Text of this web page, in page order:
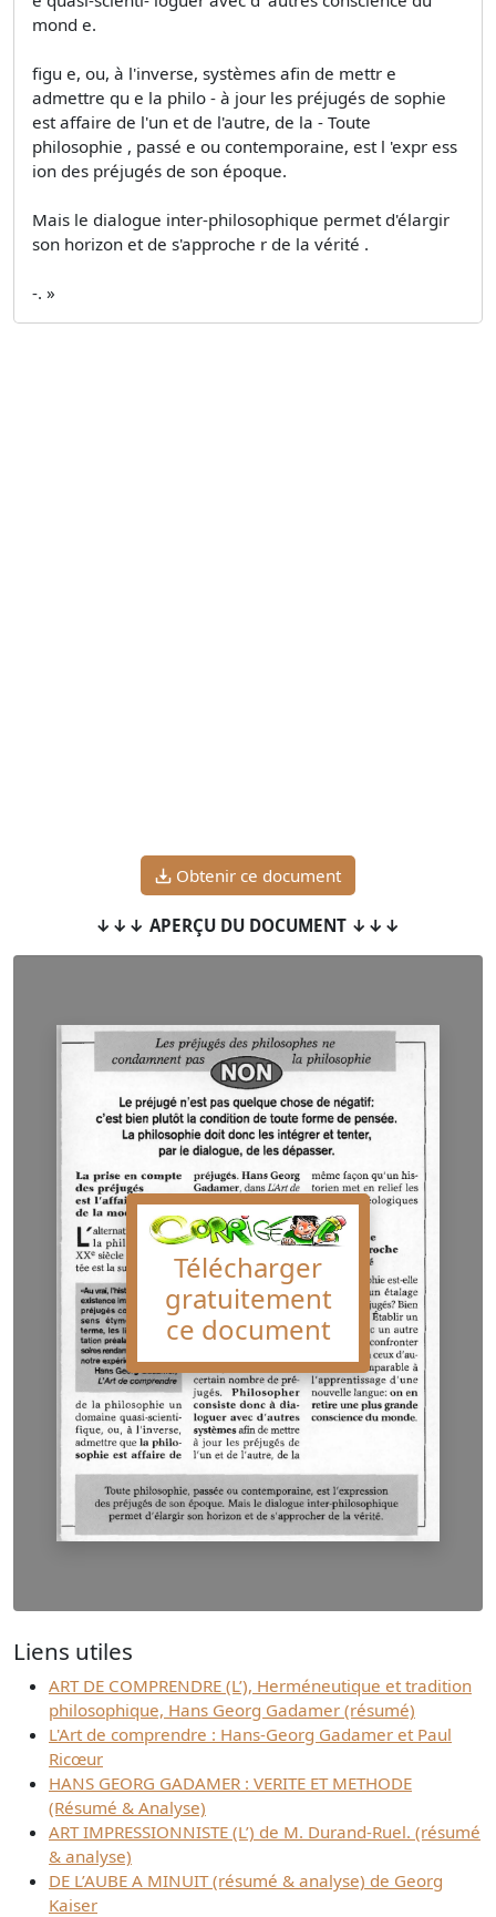
mond e.
figu e, ou, à l'inverse, systèmes afin de mettr e
admettre qu e la philo - à jour les préjugés de sophie
est affaire de l'un et de l'autre, de la - Toute
philosophie , passé e ou contemporaine, est l 'expr ess
ion des préjugés de son époque.
Mais le dialogue inter-philosophique permet d'élargir
son horizon et de s'approche r de la vérité .
-. »
Obtenir ce document
↓↓↓ APERÇU DU DOCUMENT ↓↓↓
Télécharger
gratuitement
ce document
Liens utiles
ART DE COMPRENDRE (L’), Herméneutique et tradition
philosophique, Hans Georg Gadamer (résumé)
L'Art de comprendre : Hans-Georg Gadamer et Paul
Ricœur
HANS GEORG GADAMER : VERITE ET METHODE
(Résumé & Analyse)
ART IMPRESSIONNISTE (L’) de M. Durand-Ruel. (résumé
& analyse)
DE L’AUBE A MINUIT (résumé & analyse) de Georg
Kaiser